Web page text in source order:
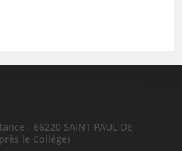
- 66220 SAINT PAUL DE
le Collège)